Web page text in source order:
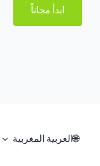
ابدأ مجاناً
العربية المغربية